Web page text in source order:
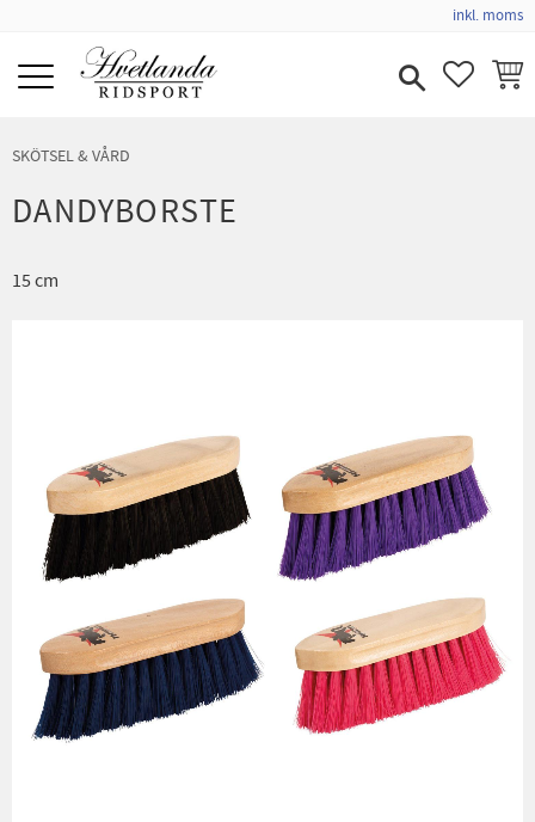
inkl. moms
SKÖTSEL & VÅRD
DANDYBORSTE
15 cm